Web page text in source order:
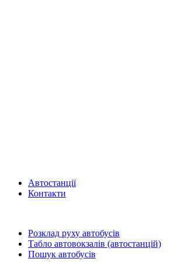
Автостанції
Контакти
Розклад руху автобусів
Табло автовокзалів (автостанцій)
Пошук автобусів